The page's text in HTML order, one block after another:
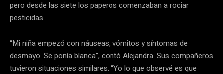
pero desde las siete los paperos comenzaban a rociar
pesticidas.
“Mi niña empezó con náuseas, vómitos y síntomas de
desmayo. Se ponía blanca”, contó Alejandra. Sus compañeros
tuvieron situaciones similares. “Yo lo que observé es que